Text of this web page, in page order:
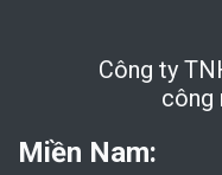
Công ty
công
Miền Nam: